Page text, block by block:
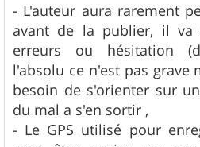
- L'auteur aura rarement
avant de la publier, il va
erreurs ou hésitation
l'absolu ce n'est pas grave
besoin de s'orienter sur
du mal a s'en sortir ,
- Le GPS utilisé pour